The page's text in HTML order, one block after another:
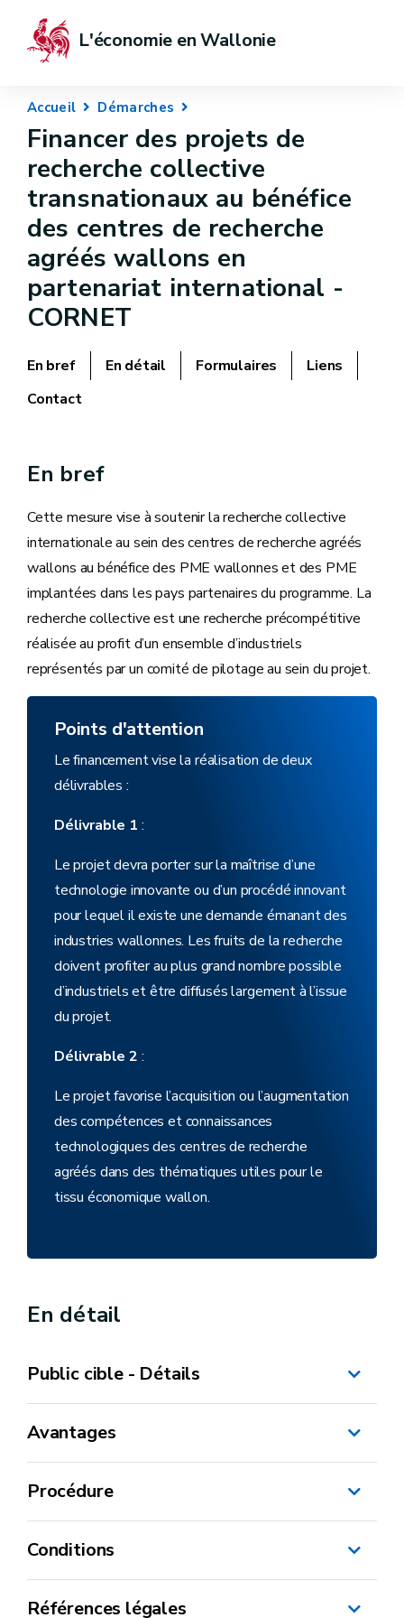
L'économie en Wallonie
Accueil Démarches
Financer des projets de
recherche collective
transnationaux au bénéfice
des centres de recherche
agréés wallons en
partenariat international -
CORNET
En bref En détail Formulaires
Liens
Contact
En bref
Cette mesure vise à soutenir la recherche collective
internationale au sein des centres de recherche agréés
wallons au bénéfice des PME wallonnes et des PME
implantées dans les pays partenaires du programme. La
recherche collective est une recherche précompétitive
réalisée au profit d’un ensemble d’industriels
représentés par un comité de pilotage au sein du projet.
Points d'attention
Le financement vise la réalisation de deux
délivrables :
Délivrable 1 :
Le projet devra porter sur la maîtrise d’une
technologie innovante ou d’un procédé innovant
pour lequel il existe une demande émanant des
industries wallonnes. Les fruits de la recherche
doivent profiter au plus grand nombre possible
d’industriels et être diffusés largement à l’issue
du projet.
Délivrable 2 :
Le projet favorise l’acquisition ou l’augmentation
des compétences et connaissances
technologiques des centres de recherche
agréés dans des thématiques utiles pour le
tissu économique wallon.
En détail
Public cible - Détails
Avantages
Procédure
Conditions
Références légales